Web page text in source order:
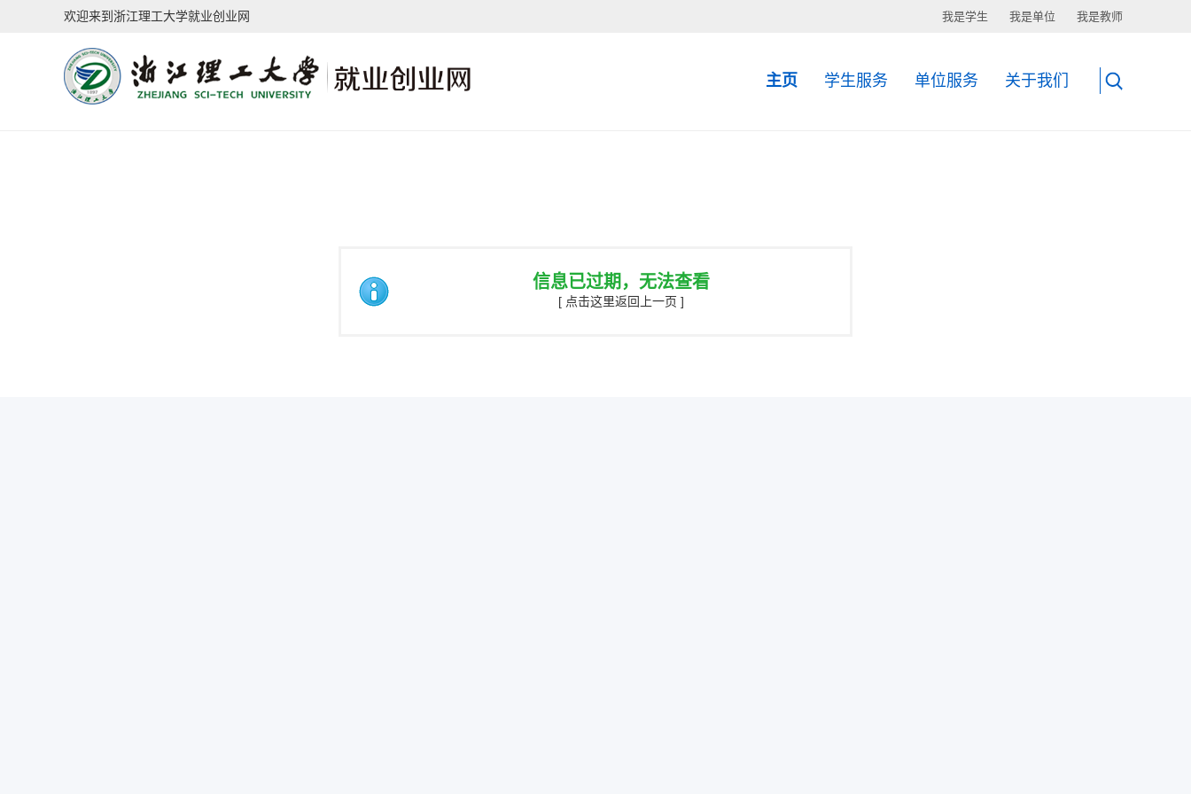
欢迎来到浙江理工大学就业创业网 我是学生 我是单位 我是教师
主页 学生服务 单位服务 关于我们
信息已过期，无法查看
[ 点击这里返回上一页 ]